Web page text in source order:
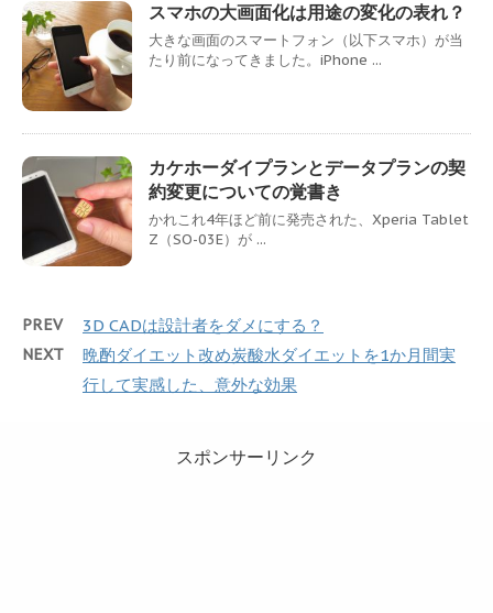
スマホの大画面化は用途の変化の表れ？
大きな画面のスマートフォン（以下スマホ）が当
たり前になってきました。iPhone ...
カケホーダイプランとデータプランの契
約変更についての覚書き
かれこれ4年ほど前に発売された、Xperia Tablet
Z（SO-03E）が ...
PREV 3D CADは設計者をダメにする？
NEXT
晩酌ダイエット改め炭酸水ダイエットを1か月間実
行して実感した、意外な効果
スポンサーリンク